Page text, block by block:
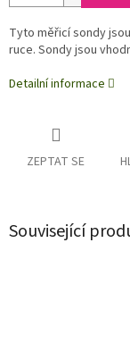
Tyto měřicí sondy
ruce. Sondy jsou
Detailní informace
ZEPTAT SE
Související